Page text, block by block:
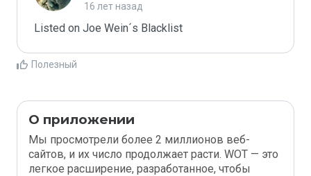
16 лет назад
Listed on Joe Wein´s Blacklist
Полезный
О приложении
Мы просмотрели более 2 миллионов веб-
сайтов, и их число продолжает расти. WOT — это
легкое расширение, разработанное, чтобы